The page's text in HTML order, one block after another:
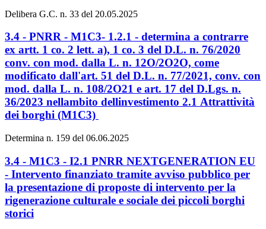
Delibera G.C. n. 33 del 20.05.2025
3.4 - PNRR - M1C3- 1.2.1 - determina a contrarre
ex artt. 1 co. 2 lett. a), 1 co. 3 del D.L. n. 76/2020
conv. con mod. dalla L. n. 12O/2O2O, come
modificato dall'art. 51 del D.L. n. 77/2021, conv. con
mod. dalla L. n. 108/2O21 e art. 17 del D.Lgs. n.
36/2023 nellambito dellinvestimento 2.1 Attrattività
dei borghi (M1C3)
Determina n. 159 del 06.06.2025
3.4 - M1C3 - I2.1 PNRR NEXTGENERATION EU
- Intervento finanziato tramite avviso pubblico per
la presentazione di proposte di intervento per la
rigenerazione culturale e sociale dei piccoli borghi
storici